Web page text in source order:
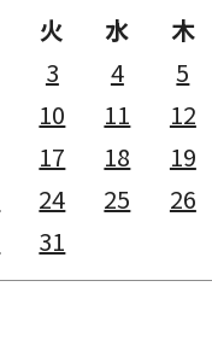
火 水 木
3 4 5
10 11 12
17 18 19
24 25 26
31